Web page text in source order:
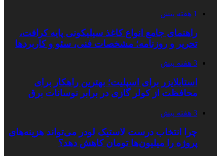
1 هفته پیش
راهنمای جامع انواع کاغذ سیلیکونی پایه کرافت،
تحریر و روزنامه؛ مشخصات فنی، سئو و کاربردها
3 هفته پیش
استابلایزر برای اسپلیت؛ بهترین راهکار برای
محافظت از کولر گازی در برابر نوسانات برق
3 هفته پیش
چرا انتخاب درست لاستیک لودر می‌تواند هزینه‌های
پروژه را میلیون‌ها تومان کاهش دهد؟